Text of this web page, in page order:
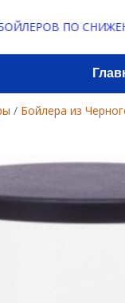
ПО
/ Бойлера из